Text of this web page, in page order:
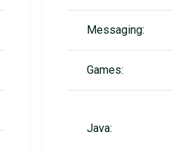
Messaging:
Games:
Java: